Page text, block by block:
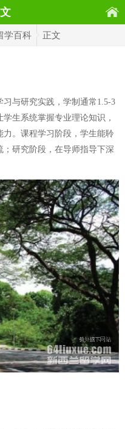
学百科 正文
习与研究实践，学制通常1.5-3
生系统掌握专业理论知识，
。课程学习阶段，学生能聆
研究阶段，在导师指导下深